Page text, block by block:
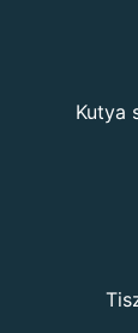
Kutya